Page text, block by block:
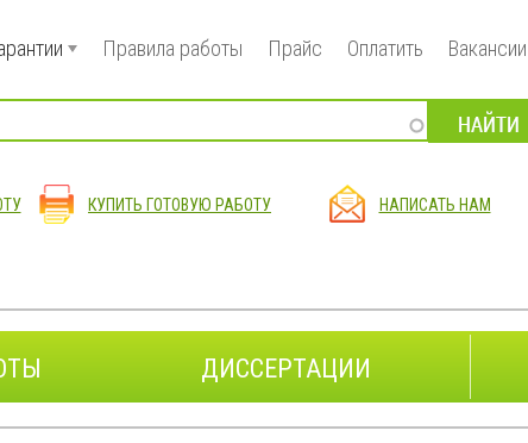
Правила работы Прайс Оплатить Вакансии
КУПИТЬ ГОТОВУЮ РАБОТУ НАПИСАТЬ НАМ
ДИССЕРТАЦИИ